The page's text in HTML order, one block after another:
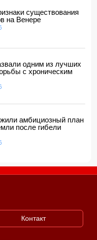
проводят встречу в
существования
на Венере
одним из лучших
с хроническим
амбициозный план
после гибели
Контакт